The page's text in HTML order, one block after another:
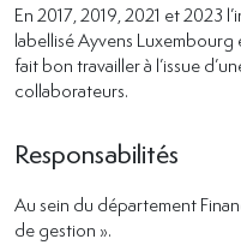
En 2017, 2019, 2021 et 2023
labellisé Ayvens Luxembourg
fait bon travailler à l’issue
collaborateurs.
Responsabilités
Au sein du département
de gestion ».